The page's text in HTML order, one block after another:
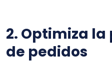
2. Optimiza
de pedidos